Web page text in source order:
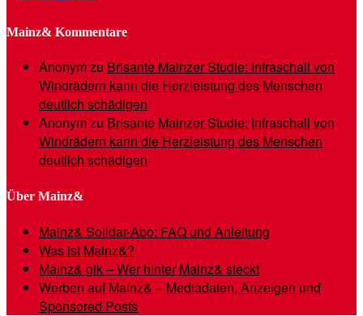
Mainz& Kommentare
Anonymzu Brisante Mainzer Studie: Infraschall von
Windrädern kann die Herzleistung des Menschen
deutlich schädigen
Anonymzu Brisante Mainzer Studie: Infraschall von
Windrädern kann die Herzleistung des Menschen
deutlich schädigen
Über Mainz&
Mainz& Solidar-Abo: FAQ und Anleitung
Was ist Mainz&?
Mainz& gik – Wer hinter Mainz& steckt
Werben auf Mainz& – Mediadaten, Anzeigen und
Sponsored Posts